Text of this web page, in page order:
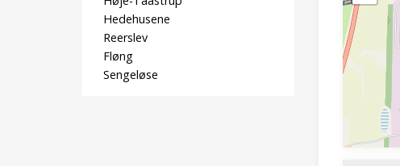
Hedehusene
Reerslev
Fløng
Sengeløse